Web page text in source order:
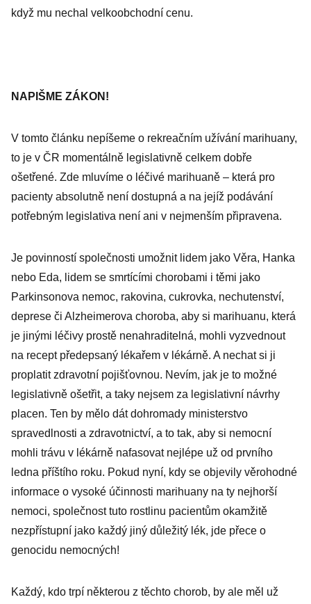
když mu nechal velkoobchodní cenu.
NAPIŠME ZÁKON!
V tomto článku nepíšeme o rekreačním užívání marihuany,
to je v ČR momentálně legislativně celkem dobře
ošetřené. Zde mluvíme o léčivé marihuaně – která pro
pacienty absolutně není dostupná a na jejíž podávání
potřebným legislativa není ani v nejmenším připravena.
Je povinností společnosti umožnit lidem jako Věra, Hanka
nebo Eda, lidem se smrtícími chorobami i těmi jako
Parkinsonova nemoc, rakovina, cukrovka, nechutenství,
deprese či Alzheimerova choroba, aby si marihuanu, která
je jinými léčivy prostě nenahraditelná, mohli vyzvednout
na recept předepsaný lékařem v lékárně. A nechat si ji
proplatit zdravotní pojišťovnou. Nevím, jak je to možné
legislativně ošetřit, a taky nejsem za legislativní návrhy
placen. Ten by mělo dát dohromady ministerstvo
spravedlnosti a zdravotnictví, a to tak, aby si nemocní
mohli trávu v lékárně nafasovat nejlépe už od prvního
ledna příštího roku. Pokud nyní, kdy se objevily věrohodné
informace o vysoké účinnosti marihuany na ty nejhorší
nemoci, společnost tuto rostlinu pacientům okamžitě
nezpřístupní jako každý jiný důležitý lék, jde přece o
genocidu nemocných!
Každý, kdo trpí některou z těchto chorob, by ale měl už